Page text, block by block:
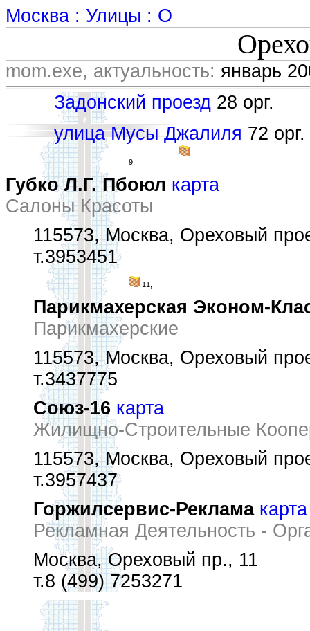
Москва : Улицы : О
mom.exe, актуальность: январь
Задонский проезд 28 орг.
улица Мусы Джалиля 72 орг.
9,
Губко Л.Г. Пбоюл карта
Салоны Красоты
115573, Москва, Ореховый
т.3953451
11,
Парикмахерская Эконом-
Парикмахерские
115573, Москва, Ореховый
т.3437775
Союз-16 карта
Жилищно-Строительные
115573, Москва, Ореховый
т.3957437
Горжилсервис-Реклама карта
Рекламная Деятельность -
Москва, Ореховый пр., 11
т.8 (499) 7253271